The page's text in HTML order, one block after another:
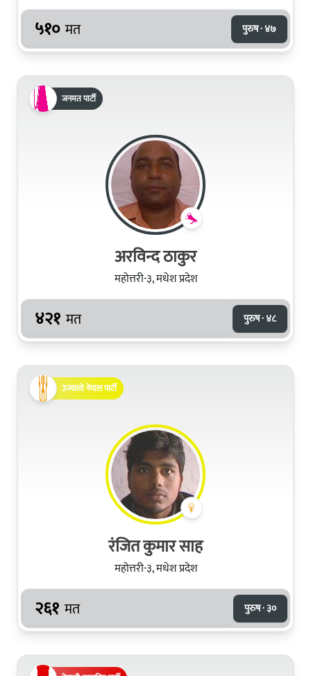
५१० मत पुरुष · ४७
जनमत पार्टी
अरविन्द ठाकुर
महोत्तरी-३, मधेश प्रदेश
४२१ मत पुरुष · ४८
उज्यालो नेपाल पार्टी
रंजित कुमार साह
महोत्तरी-३, मधेश प्रदेश
२६१ मत पुरुष · ३०